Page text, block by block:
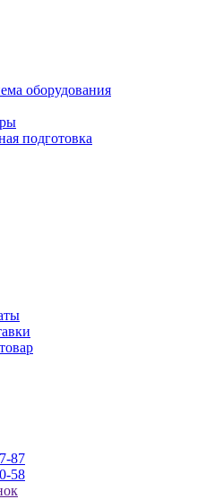
оборудования
подготовка
87
58